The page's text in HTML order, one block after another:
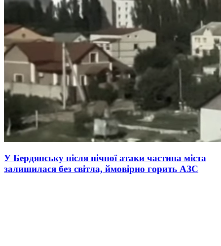
У Бердянську після нічної атаки частина міста
залишилася без світла, ймовірно горить АЗС